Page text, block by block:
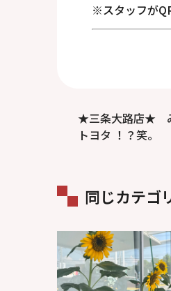
※スタッフが
★三条大路店★
トヨタ ！？笑。
同じカテゴ